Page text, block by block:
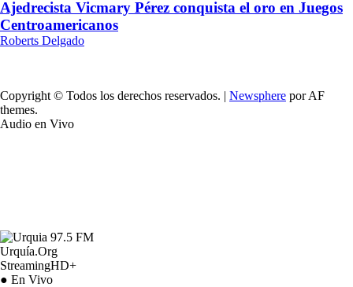
Ajedrecista Vicmary Pérez conquista el oro en Juegos
Centroamericanos
Roberts Delgado
Copyright © Todos los derechos reservados. | Newsphere por AF
themes.
Audio en Vivo
Urquía.Org
StreamingHD+
● En Vivo